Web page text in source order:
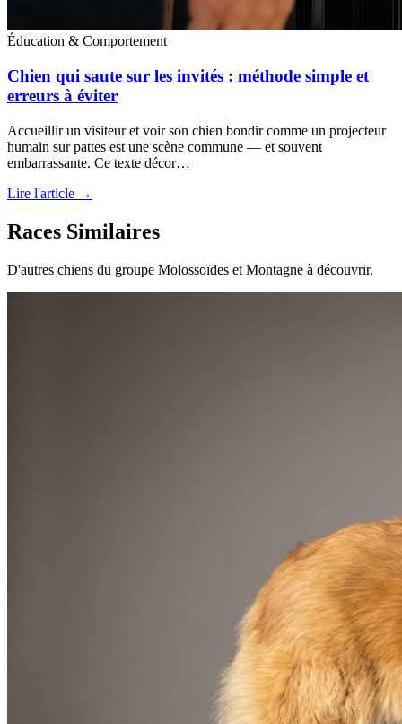
Éducation & Comportement
Chien qui saute sur les invités : méthode simple et
erreurs à éviter
Accueillir un visiteur et voir son chien bondir comme un projecteur
humain sur pattes est une scène commune — et souvent
embarrassante. Ce texte décor…
Lire l'article →
Races Similaires
D'autres chiens du groupe Molossoïdes et Montagne à découvrir.